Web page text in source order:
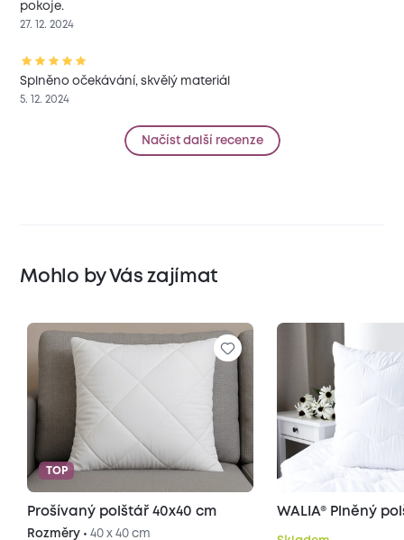
pokoje.
27. 12. 2024
Splněno očekávání, skvělý materiál
5. 12. 2024
Načíst další recenze
Mohlo by Vás zajímat
TOP
Prošívaný polštář 40x40 cm
Rozměry • 40 x 40 cm
WALIA® Plněný